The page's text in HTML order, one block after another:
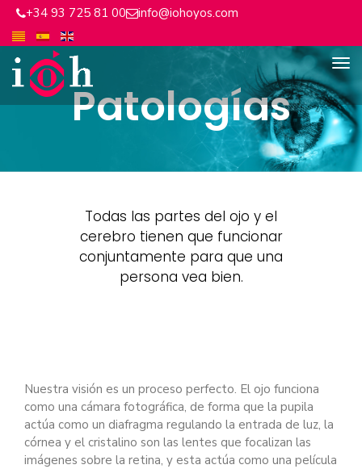
+34 93 725 81 00 info@iohoyos.com
Patologías
Todas las partes del ojo y el
cerebro tienen que funcionar
conjuntamente para que una
persona vea bien.
Nuestra visión es un proceso perfecto. El ojo funciona
como una cámara fotográfica, de forma que la pupila
actúa como un diafragma regulando la entrada de luz, la
córnea y el cristalino son las lentes que focalizan las
imágenes sobre la retina, y esta actúa como una película